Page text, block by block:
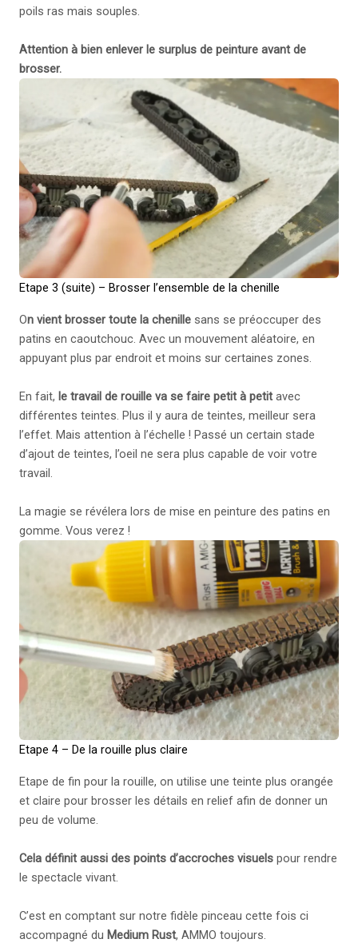
poils ras mais souples.
Attention à bien enlever le surplus de peinture avant de
brosser.
Etape 3 (suite) – Brosser l’ensemble de la chenille
On vient brosser toute la chenille sans se préoccuper des
patins en caoutchouc. Avec un mouvement aléatoire, en
appuyant plus par endroit et moins sur certaines zones.
En fait, le travail de rouille va se faire petit à petit avec
différentes teintes. Plus il y aura de teintes, meilleur sera
l’effet. Mais attention à l’échelle ! Passé un certain stade
d’ajout de teintes, l’oeil ne sera plus capable de voir votre
travail.
La magie se révélera lors de mise en peinture des patins en
gomme. Vous verez !
Etape 4 – De la rouille plus claire
Etape de fin pour la rouille, on utilise une teinte plus orangée
et claire pour brosser les détails en relief afin de donner un
peu de volume.
Cela définit aussi des points d’accroches visuels pour rendre
le spectacle vivant.
C’est en comptant sur notre fidèle pinceau cette fois ci
accompagné du Medium Rust, AMMO toujours.